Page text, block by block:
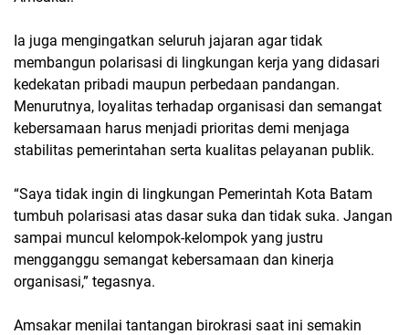
Ia juga mengingatkan seluruh jajaran agar tidak
membangun polarisasi di lingkungan kerja yang didasari
kedekatan pribadi maupun perbedaan pandangan.
Menurutnya, loyalitas terhadap organisasi dan semangat
kebersamaan harus menjadi prioritas demi menjaga
stabilitas pemerintahan serta kualitas pelayanan publik.
“Saya tidak ingin di lingkungan Pemerintah Kota Batam
tumbuh polarisasi atas dasar suka dan tidak suka. Jangan
sampai muncul kelompok-kelompok yang justru
mengganggu semangat kebersamaan dan kinerja
organisasi,” tegasnya.
Amsakar menilai tantangan birokrasi saat ini semakin